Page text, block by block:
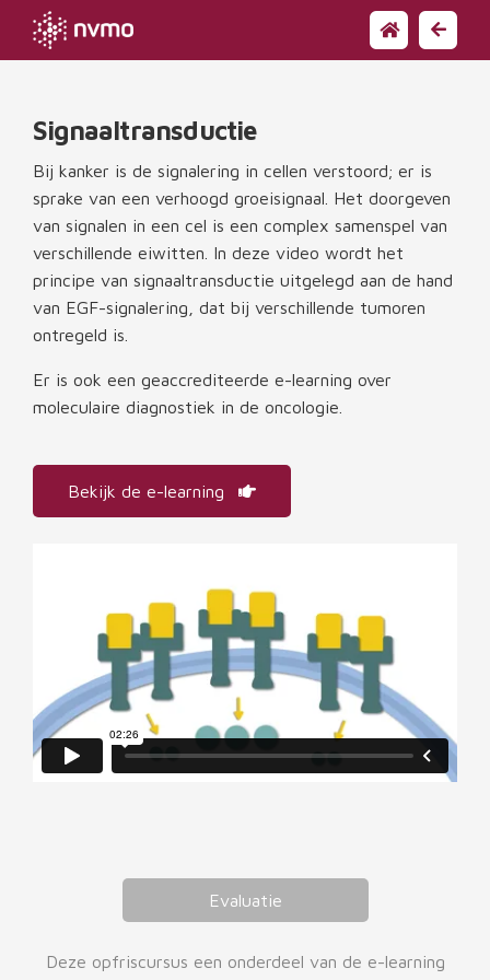
Signaaltransductie
Bij kanker is de signalering in cellen verstoord; er is
sprake van een verhoogd groeisignaal. Het doorgeven
van signalen in een cel is een complex samenspel van
verschillende eiwitten. In deze video wordt het
principe van signaaltransductie uitgelegd aan de hand
van EGF-signalering, dat bij verschillende tumoren
ontregeld is.
Er is ook een geaccrediteerde e-learning over
moleculaire diagnostiek in de oncologie.
Bekijk de e-learning
Evaluatie
Deze opfriscursus een onderdeel van de e-learning